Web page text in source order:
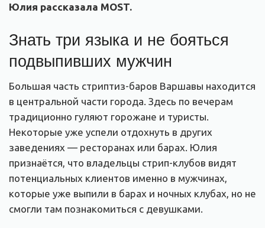
Юлия рассказала MOST.
Знать три языка и не бояться
подвыпивших мужчин
Большая часть стриптиз-баров Варшавы находится
в центральной части города. Здесь по вечерам
традиционно гуляют горожане и туристы.
Некоторые уже успели отдохнуть в других
заведениях — ресторанах или барах. Юлия
признаётся, что владельцы стрип-клубов видят
потенциальных клиентов именно в мужчинах,
которые уже выпили в барах и ночных клубах, но не
смогли там познакомиться с девушками.